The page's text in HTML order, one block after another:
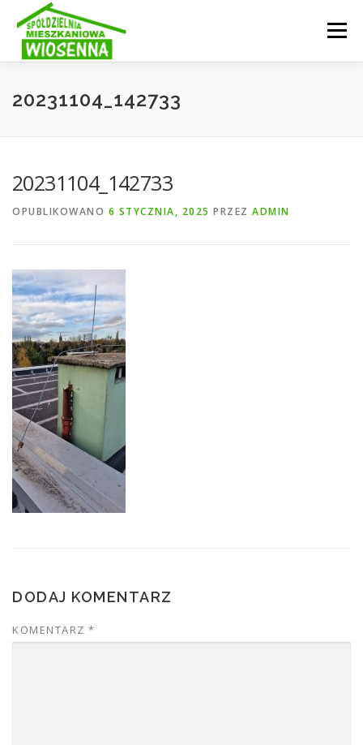
treści
Menu
INFORMACJE OGŁOSZENIA
KONTAKT E-KARTOTEKA
20231104_142733
20231104_142733
OPUBLIKOWANO 6 STYCZNIA, 2025 PRZEZ ADMIN
DODAJ KOMENTARZ
KOMENTARZ *